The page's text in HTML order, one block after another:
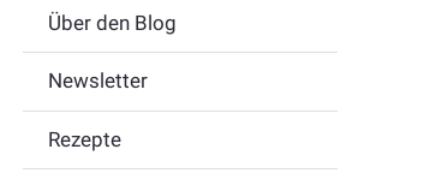
Über den Blog
Newsletter
Rezepte